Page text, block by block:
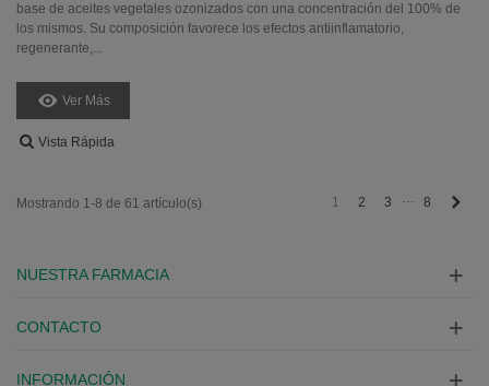
base de aceites vegetales ozonizados con una concentración del 100% de
los mismos. Su composición favorece los efectos antiinflamatorio,
regenerante,...
Ver Más
Vista Rápida
Mostrando 1-8 de 61 artículo(s) 1 2 3 … 8
NUESTRA FARMACIA
CONTACTO
INFORMACIÓN